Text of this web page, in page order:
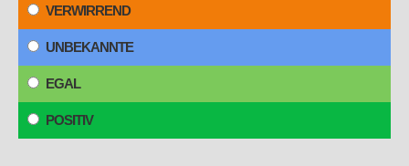
VERWIRREND
UNBEKANNTE
EGAL
POSITIV